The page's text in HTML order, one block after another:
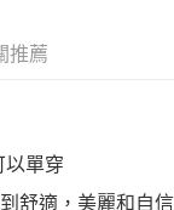
後付」服務完成之交
同意方可使用
推薦
以單穿
舒適，美麗和自信